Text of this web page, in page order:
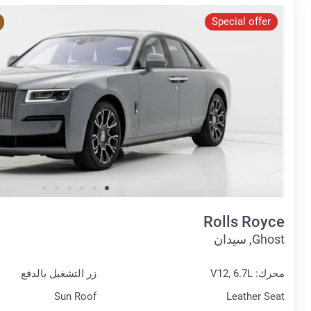
Special offer
Rolls Royce
Ghost, سيدان
محرك: V12, 6.7L
Leather Seat
زر التشغيل بالدفع
Sun Roof